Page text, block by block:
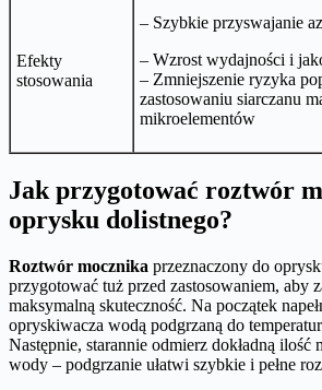
Efekty
stosowania
– Szybkie przyswajanie
– Wzrost wydajności i
– Zmniejszenie ryzyka
zastosowaniu siarczanu
mikroelementów
Jak przygotować roztwór
oprysku dolistnego?
Roztwór mocznika przeznaczony do
przygotować tuż przed zastosowaniem, aby
maksymalną skuteczność. Na początek
opryskiwacza wodą podgrzaną do
Następnie, starannie odmierz dokładną
wody – podgrzanie ułatwi szybkie i pełne